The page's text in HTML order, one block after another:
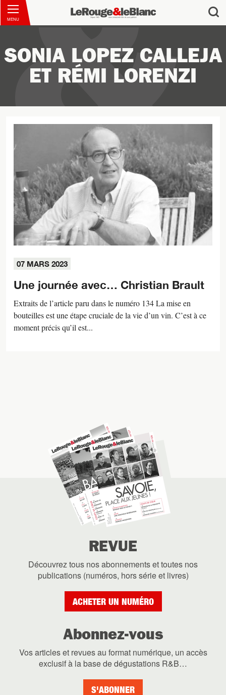
MENU
SONIA LOPEZ CALLEJA
ET RÉMI LORENZI
07 MARS 2023
Une journée avec… Christian Brault
Extraits de l’article paru dans le numéro 134 La mise en
bouteilles est une étape cruciale de la vie d’un vin. C’est à ce
moment précis qu’il est...
REVUE
Découvrez tous nos abonnements et toutes nos
publications (numéros, hors série et livres)
ACHETER UN NUMÉRO
Abonnez-vous
Vos articles et revues au format numérique, un accès
exclusif à la base de dégustations R&B…
S'ABONNER